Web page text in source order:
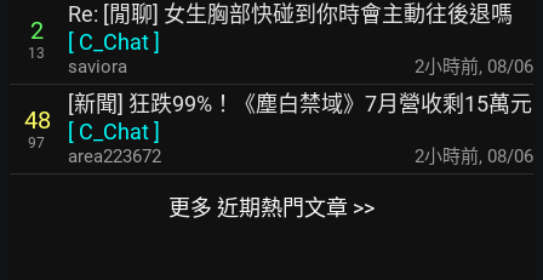
2
13
Re: [閒聊] 女生胸部快碰到你時會主動往後退嗎
[ C_Chat]
saviora 2小時前, 08/06
48
97
[新聞] 狂跌99%！《塵白禁域》7月營收剩15萬元
[ C_Chat]
area223672 2小時前, 08/06
更多 近期熱門文章 >>